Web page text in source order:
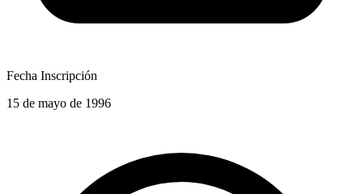
Fecha Inscripción
15 de mayo de 1996